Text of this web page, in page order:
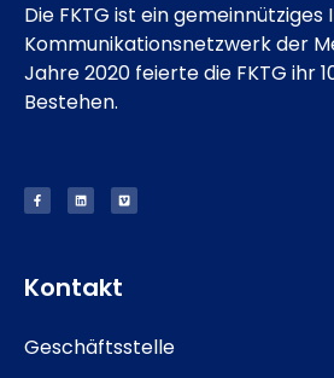
Die FKTG ist ein
Kommunikationsnetzwerk der
Jahre 2020 feierte die FKTG ihr
Bestehen.
Kontakt
Geschäftsstelle